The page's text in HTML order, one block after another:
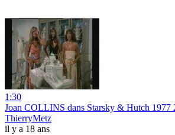
1:30
Joan COLLINS dans Starsky & Hutch 1977
ThierryMetz
il y a 18 ans